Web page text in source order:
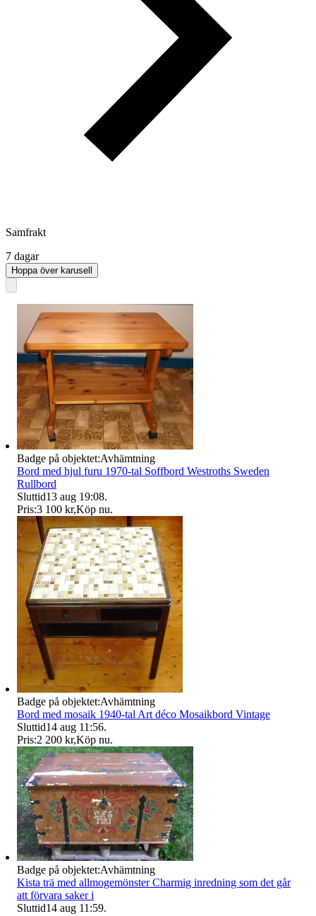
Samfrakt
7 dagar
Hoppa över karusell
Badge på objektet:Avhämtning
Bord med hjul furu 1970-tal Soffbord Westroths Sweden
Rullbord
Sluttid13 aug 19:08.
Pris:3 100 kr,Köp nu.
Badge på objektet:Avhämtning
Bord med mosaik 1940-tal Art déco Mosaikbord Vintage
Sluttid14 aug 11:56.
Pris:2 200 kr,Köp nu.
Badge på objektet:Avhämtning
Kista trä med allmogemönster Charmig inredning som det går
att förvara saker i
Sluttid14 aug 11:59.